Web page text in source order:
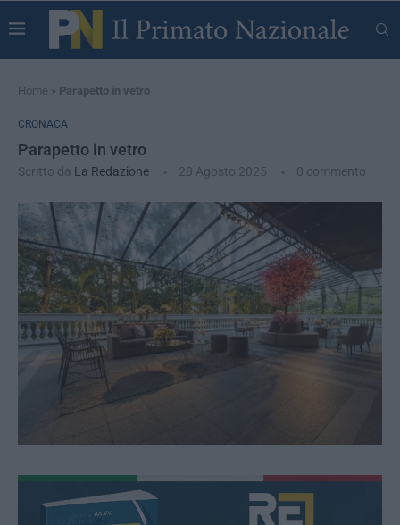
Home » Parapetto in vetro
CRONACA
Parapetto in vetro
Scritto da La Redazione 28 Agosto 2025 0 commento